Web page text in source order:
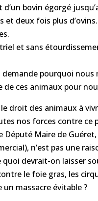
d’un bovin égorgé
deux fois plus
et sans
pourquoi
de ces animaux pour
droit des animaux à
nos forces contre ce
Député Maire de
n’est pas une
quoi devrait-on laisser
le foie gras, les
massacre évitable ?